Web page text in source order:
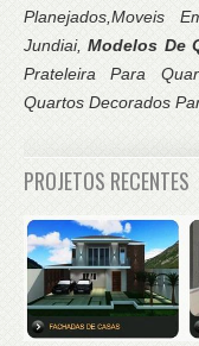
Planejados,Moveis
Jundiai,Modelos De
Prateleira Para
Quartos Decorados
PROJETOS RECENTES